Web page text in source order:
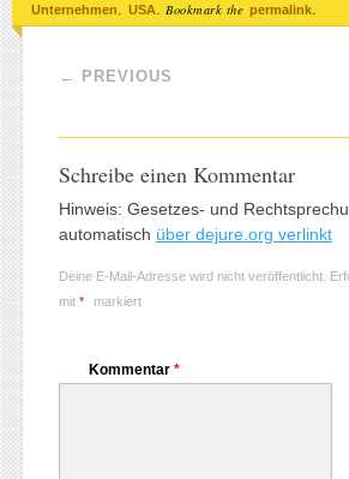
Unternehmen, USA. Bookmark the permalink.
Post navigation
← PREVIOUS
Schreibe einen Kommentar
Hinweis: Gesetzes- und
automatisch über dejure.org verlinkt
Deine E-Mail-Adresse wird nicht veröffentlicht.
mit * markiert
Kommentar *